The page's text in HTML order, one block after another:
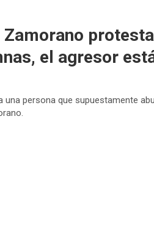
el agresor
persona que supuestamente